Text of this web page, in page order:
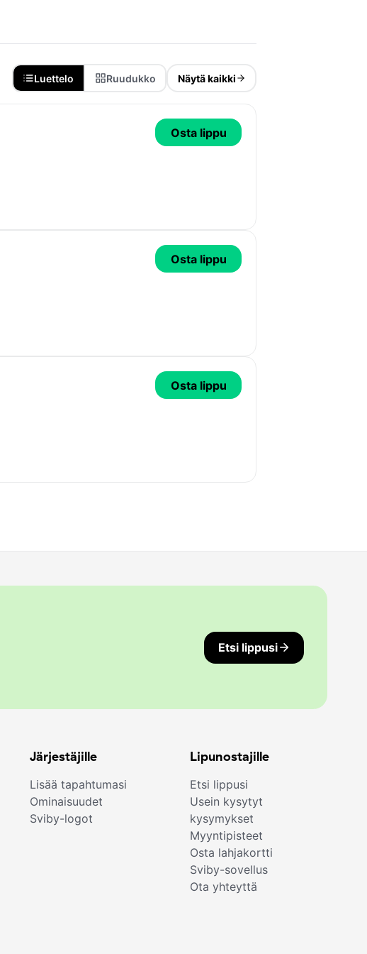
Luettelo Ruudukko Näytä kaikki
Osta lippu
Osta lippu
Osta lippu
Etsi lippusi
Järjestäjille
Lisää tapahtumasi
Ominaisuudet
Sviby-logot
Lipunostajille
Etsi lippusi
Usein kysytyt
kysymykset
Myyntipisteet
Osta lahjakortti
Sviby-sovellus
Ota yhteyttä